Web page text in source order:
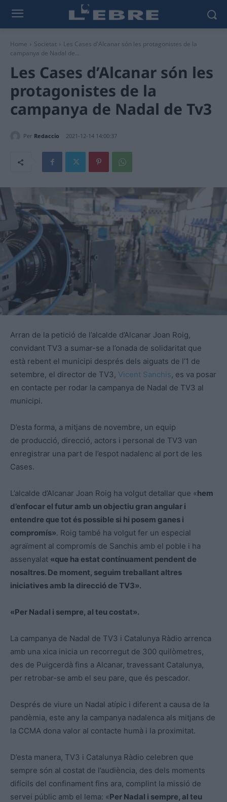
Home Societat
Les Cases d'Alcanar són les protagonistes de la
campanya de Nadal de...
Les Cases d’Alcanar són les
protagonistes de la
campanya de Nadal de Tv3
Per Redaccio 2021-12-14 14:00:37
Arran de la petició de l’alcalde d’Alcanar Joan Roig,
convidant TV3 a sumar-se a l’onada de solidaritat que
està rebent el municipi després dels aiguats de l’1 de
setembre, el director de TV3, Vicent Sanchis, es va posar
en contacte per rodar la campanya de Nadal de TV3 al
municipi.
D’esta forma, a mitjans de novembre, un equip
de producció, direcció, actors i personal de TV3 van
enregistrar una part de l’espot nadalenc al port de les
Cases.
L’alcalde d’Alcanar Joan Roig ha volgut detallar que «hem
d’enfocar el futur amb un objectiu gran angular i
entendre que tot és possible si hi posem ganes i
compromís». Roig també ha volgut fer un especial
agraïment al compromís de Sanchis amb el poble i ha
assenyalat «que ha estat contínuament pendent de
nosaltres. De moment, seguim treballant altres
iniciatives amb la direcció de TV3».
«Per Nadal i sempre, al teu costat».
La campanya de Nadal de TV3 i Catalunya Ràdio arrenca
amb una xica inicia un recorregut de 300 quilòmetres,
des de Puigcerdà fins a Alcanar, travessant Catalunya,
per retrobar-se amb el seu pare, que és pescador.
Després de viure un Nadal atípic i diferent a causa de la
pandèmia, este any la campanya nadalenca als mitjans de
la CCMA dona valor al contacte humà i la proximitat.
D’esta manera, TV3 i Catalunya Ràdio celebren que
sempre són al costat de l’audiència, des dels moments
difícils del confinament fins ara, complint la missió de
servei públic amb el lema: «Per Nadal i sempre, al teu